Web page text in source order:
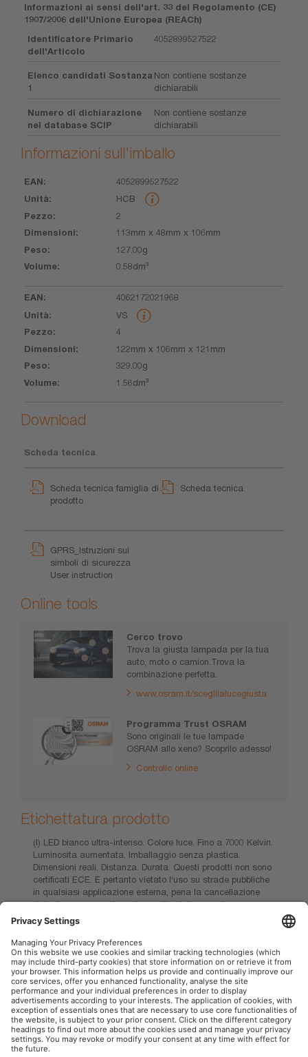
Informazioni ai sensi dell'art. 33 del Regolamento (CE)
1907/2006 dell'Unione Europea (REACh)
Identificatore Primario
dell'Articolo
4052899527522
Elenco candidati Sostanza
1
Non contiene sostanze
dichiarabili
Numero di dichiarazione
nel database SCIP
Non contiene sostanze
dichiarabili
Informazioni sull'imballo
EAN Pezzo Dimensioni
4052899527522
HCB
2
113mm x 48mm x 106mm
127.00g
0.58dm³
4062172021968
VS
4
122mm x 106mm x 121mm
329.00g
1.56dm³
Download
Scheda tecnica
Scheda tecnica famiglia di
prodotto
Scheda tecnica
GPRS_Istruzioni sui
simboli di sicurezza
User instruction
Online tools
Cerco trovo
Trova la giusta lampada per la tua
auto, moto o camion.Trova la
combinazione perfetta.
www.osram.it/sceglilalucegiusta
Programma Trust OSRAM
Sono originali le tue lampade
OSRAM allo xeno? Scoprilo adesso!
Controllo online
Etichettatura prodotto
(I) LED bianco ultra-intenso. Colore luce. Fino a 7000 Kelvin.
Luminosita aumentata. Imballaggio senza plastica.
Dimensioni reali. Distanza. Durata. Questi prodotti non sono
certificati ECE. E pertanto vietato l‘uso su strade pubbliche
in qualsiasi applicazione esterna, pena la cancellazione
della licenza operativa e la perdita della copertura
assicurativa. Diversi paesi ne vietano la vendita e l’uso.
Contattate il vostro distributore locale per informazioni sulla
disponibilita nel vostro paese.
OSRAM Automotive nei Social